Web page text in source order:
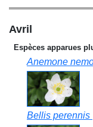
Avril
Espèces apparues
Anemone
Bellis perennis